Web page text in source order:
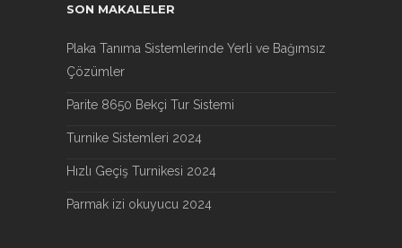
SON MAKALELER
Plaka Tanıma Sistemlerinde Yerli ve Bağımsız
Çözümler
Parite 8650 Bekçi Tur Sistemi
Turnike Sistemleri 2024
Hızlı Geçiş Turnikesi 2024
Parmak izi okuyucu 2024